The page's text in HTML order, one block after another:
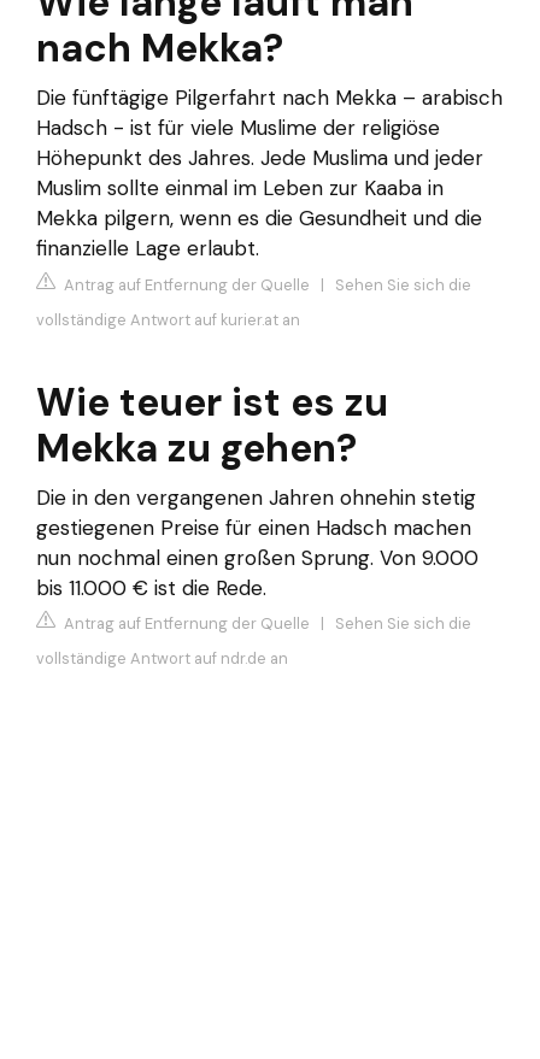
nach Mekka?
Die fünftägige Pilgerfahrt nach Mekka – arabisch
Hadsch - ist für viele Muslime der religiöse
Höhepunkt des Jahres. Jede Muslima und jeder
Muslim sollte einmal im Leben zur Kaaba in
Mekka pilgern, wenn es die Gesundheit und die
finanzielle Lage erlaubt.
Antrag auf Entfernung der Quelle | Sehen Sie sich die
vollständige Antwort auf kurier.at an
Wie teuer ist es zu
Mekka zu gehen?
Die in den vergangenen Jahren ohnehin stetig
gestiegenen Preise für einen Hadsch machen
nun nochmal einen großen Sprung. Von 9.000
bis 11.000 € ist die Rede.
Antrag auf Entfernung der Quelle | Sehen Sie sich die
vollständige Antwort auf ndr.de an